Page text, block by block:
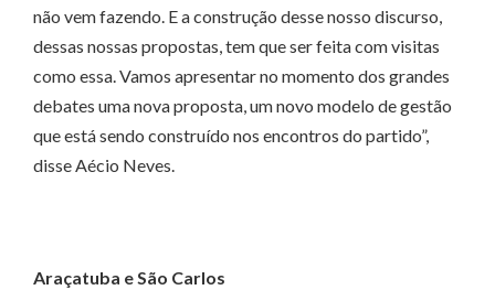
não vem fazendo. E a construção desse nosso discurso,
dessas nossas propostas, tem que ser feita com visitas
como essa. Vamos apresentar no momento dos grandes
debates uma nova proposta, um novo modelo de gestão
que está sendo construído nos encontros do partido”,
disse Aécio Neves.
Araçatuba e São Carlos